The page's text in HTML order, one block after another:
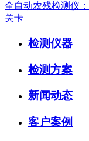
全自动农残检测仪
关卡
检测仪器
检测方案
新闻动态
客户案例